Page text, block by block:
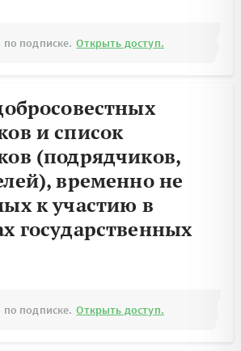
подписке. Открыть доступ.
и список
(подрядчиков,
временно не
к участию в
государственных
подписке. Открыть доступ.